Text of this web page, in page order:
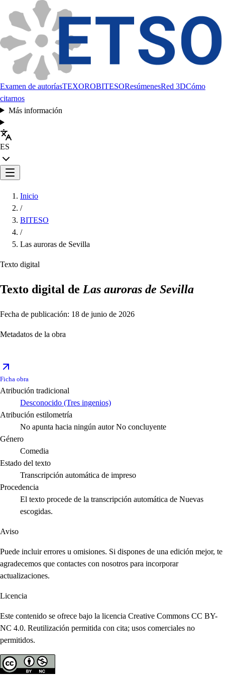
Examen de autoríasTEXOROBITESOResúmenesRed 3DCómo
citarnos
Más información
ES
Inicio
/
BITESO
/
Las auroras de Sevilla
Texto digital
Texto digital de Las auroras de Sevilla
Fecha de publicación: 18 de junio de 2026
Metadatos de la obra
Ficha obra
Atribución tradicional
Desconocido (Tres ingenios)
Atribución estilometría
No apunta hacia ningún autor No concluyente
Género
Comedia
Estado del texto
Transcripción automática de impreso
Procedencia
El texto procede de la transcripción automática de Nuevas
escogidas.
Aviso
Puede incluir errores u omisiones. Si dispones de una edición mejor, te
agradecemos que contactes con nosotros para incorporar
actualizaciones.
Licencia
Este contenido se ofrece bajo la licencia Creative Commons CC BY-
NC 4.0. Reutilización permitida con cita; usos comerciales no
permitidos.